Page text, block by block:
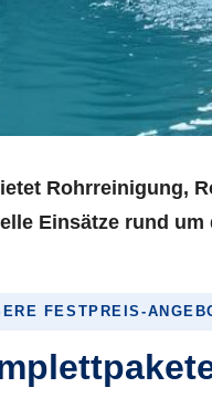
Rohrreinigung,
Einsätze rund
FESTPREIS-